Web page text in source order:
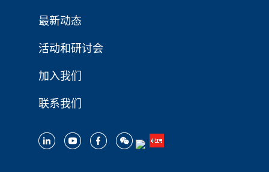
最新动态
活动和研讨会
加入我们
联系我们